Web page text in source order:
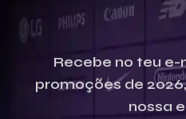
Recebe no teu
promoções de
nossa